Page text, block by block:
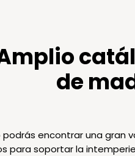
de
podrás encontrar una
para soportar la